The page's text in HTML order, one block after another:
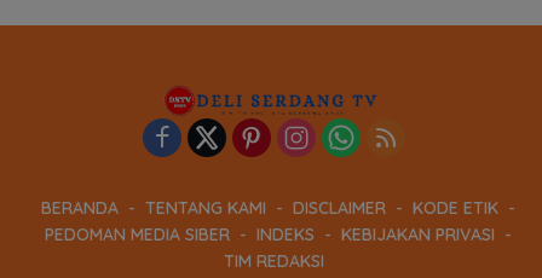
BERANDA TENTANG KAMI DISCLAIMER
KODE ETIK
PEDOMAN MEDIA SIBER
INDEKS
KEBIJAKAN PRIVASI
TIM REDAKSI